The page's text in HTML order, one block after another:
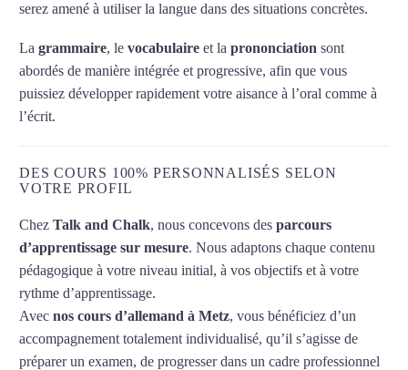
serez amené à utiliser la langue dans des situations concrètes.
La grammaire, le vocabulaire et la prononciation sont
abordés de manière intégrée et progressive, afin que vous
puissiez développer rapidement votre aisance à l’oral comme à
l’écrit.
DES COURS 100% PERSONNALISÉS SELON
VOTRE PROFIL
Chez Talk and Chalk, nous concevons des parcours
d’apprentissage sur mesure. Nous adaptons chaque contenu
pédagogique à votre niveau initial, à vos objectifs et à votre
rythme d’apprentissage.
Avec nos cours d’allemand à Metz, vous bénéficiez d’un
accompagnement totalement individualisé, qu’il s’agisse de
préparer un examen, de progresser dans un cadre professionnel